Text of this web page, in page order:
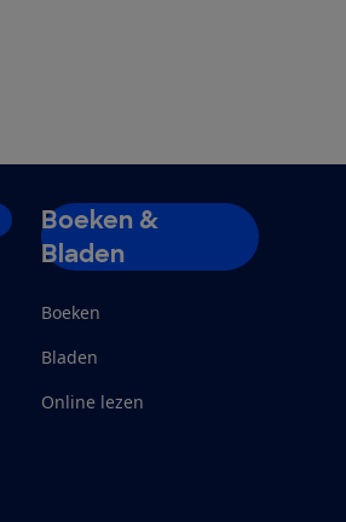
Boeken &
Bladen
Boeken
Bladen
Online lezen